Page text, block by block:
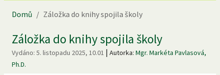
Domů / Záložka do knihy spojila školy
Záložka do knihy spojila školy
Vydáno: 5. listopadu 2025, 10.01 | Autorka: Mgr. Markéta Pavlasová,
Ph.D.